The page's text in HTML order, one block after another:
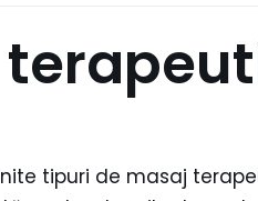
tipuri de masaj